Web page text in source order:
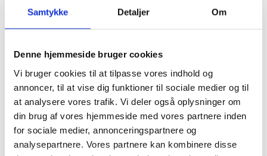
Samtykke Detaljer Om
Denne hjemmeside bruger cookies
Vi bruger cookies til at tilpasse vores indhold og
annoncer, til at vise dig funktioner til sociale medier og til
at analysere vores trafik. Vi deler også oplysninger om
din brug af vores hjemmeside med vores partnere inden
for sociale medier, annonceringspartnere og
analysepartnere. Vores partnere kan kombinere disse
Har du husket?